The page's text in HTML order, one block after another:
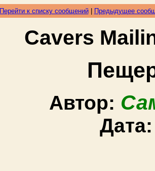
Перейти к списку сообщений| Предыдущее
Cavers
Автор: